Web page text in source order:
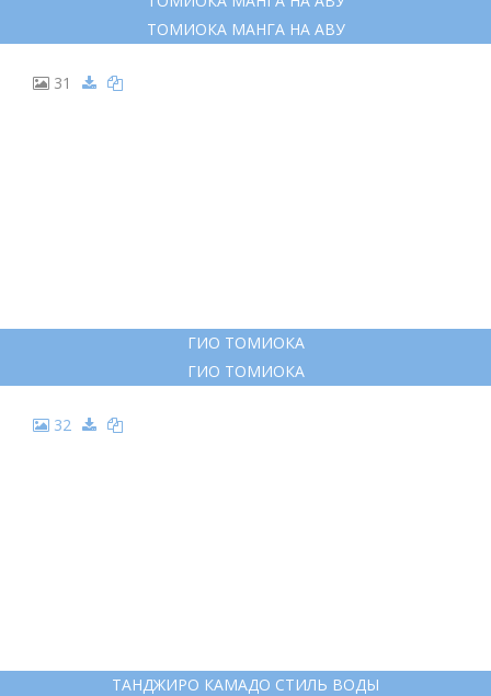
ТОМИОКА МАНГА НА АВУ
31
ГИО ТОМИОКА
ГИО ТОМИОКА
32
ТАНДЖИРО КАМАДО СТИЛЬ ВОДЫ